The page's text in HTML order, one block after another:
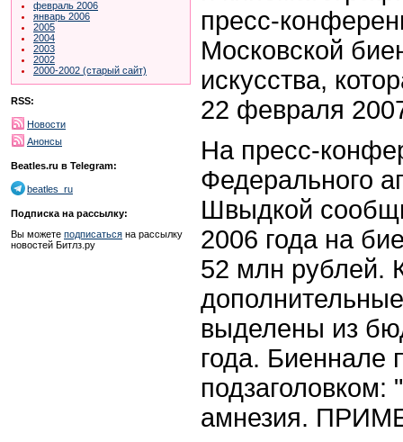
февраль 2006
январь 2006
2005
2004
2003
2002
2000-2002 (старый сайт)
RSS:
Новости
Анонсы
Beatles.ru в Telegram:
beatles_ru
Подписка на рассылку:
Вы можете подписаться на рассылку
новостей Битлз.ру
пресс-
Московской
искусства,
22 февраля
На пресс-
Федерального
Швыдкой
2006 года на
52 млн рублей.
выделены из
года. Биеннале
подзаголовком:
амнезия.